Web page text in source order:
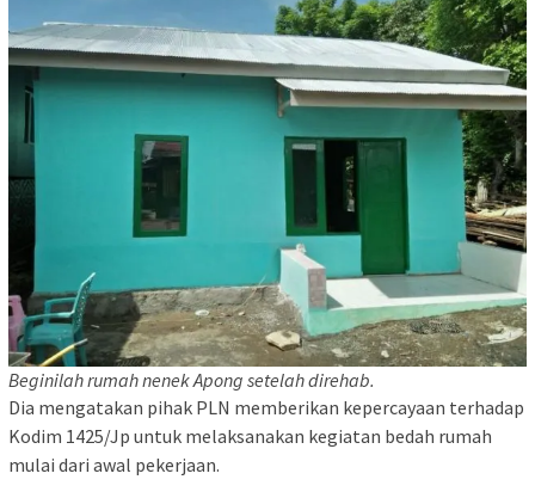
Beginilah rumah nenek Apong setelah direhab.
Dia mengatakan pihak PLN memberikan kepercayaan terhadap
Kodim 1425/Jp untuk melaksanakan kegiatan bedah rumah
mulai dari awal pekerjaan.